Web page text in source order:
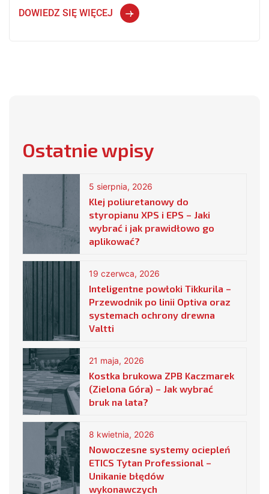
DOWIEDZ SIĘ WIĘCEJ
Ostatnie wpisy
5 sierpnia, 2026
Klej poliuretanowy do
styropianu XPS i EPS – Jaki
wybrać i jak prawidłowo go
aplikować?
19 czerwca, 2026
Inteligentne powłoki Tikkurila –
Przewodnik po linii Optiva oraz
systemach ochrony drewna
Valtti
21 maja, 2026
Kostka brukowa ZPB Kaczmarek
(Zielona Góra) – Jak wybrać
bruk na lata?
8 kwietnia, 2026
Nowoczesne systemy ociepleń
ETICS Tytan Professional –
Unikanie błędów
wykonawczych